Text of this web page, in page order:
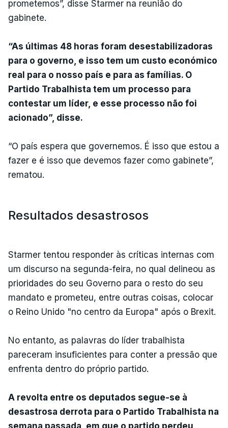
prometemos”, disse Starmer na reunião do
gabinete.
“As últimas 48 horas foram desestabilizadoras
para o governo, e isso tem um custo económico
real para o nosso país e para as famílias. O
Partido Trabalhista tem um processo para
contestar um líder, e esse processo não foi
acionado”, disse.
“O país espera que governemos. É isso que estou a
fazer e é isso que devemos fazer como gabinete”,
rematou.
Resultados desastrosos
Starmer tentou responder às críticas internas com
um discurso na segunda-feira, no qual delineou as
prioridades do seu Governo para o resto do seu
mandato e prometeu, entre outras coisas, colocar
o Reino Unido "no centro da Europa" após o Brexit.
No entanto, as palavras do líder trabalhista
pareceram insuficientes para conter a pressão que
enfrenta dentro do próprio partido.
A revolta entre os deputados segue-se à
desastrosa derrota para o Partido Trabalhista na
semana passada, em que o partido perdeu